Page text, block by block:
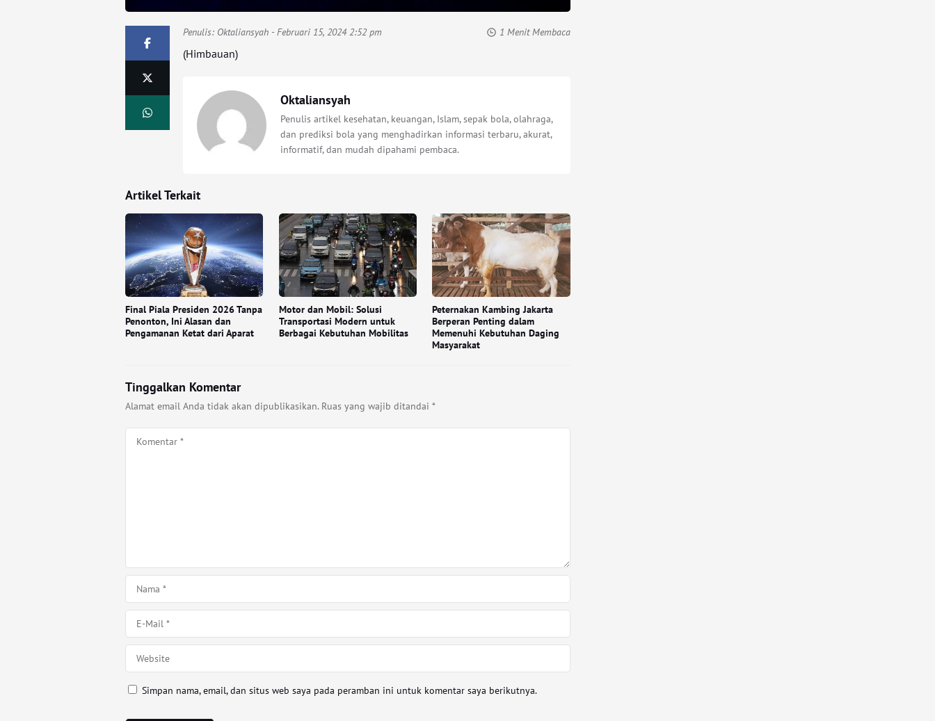
Penulis: Oktaliansyah - Februari 15, 2024 2:52 pm 1 Menit Membaca
(Himbauan)
Oktaliansyah
Penulis artikel kesehatan, keuangan, Islam, sepak bola, olahraga,
dan prediksi bola yang menghadirkan informasi terbaru, akurat,
informatif, dan mudah dipahami pembaca.
Artikel Terkait
Final Piala Presiden 2026 Tanpa
Penonton, Ini Alasan dan
Pengamanan Ketat dari Aparat
Motor dan Mobil: Solusi
Transportasi Modern untuk
Berbagai Kebutuhan Mobilitas
Peternakan Kambing Jakarta
Berperan Penting dalam
Memenuhi Kebutuhan Daging
Masyarakat
Tinggalkan Komentar
Alamat email Anda tidak akan dipublikasikan. Ruas yang wajib ditandai *
Simpan nama, email, dan situs web saya pada peramban ini untuk komentar saya berikutnya.